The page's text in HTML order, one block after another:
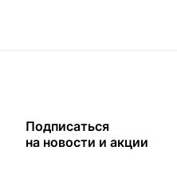
Подписаться
на новости и акции